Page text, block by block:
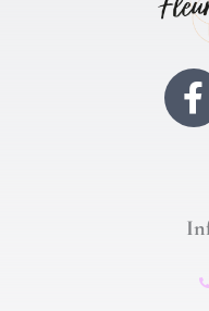
F
a
b
o
o